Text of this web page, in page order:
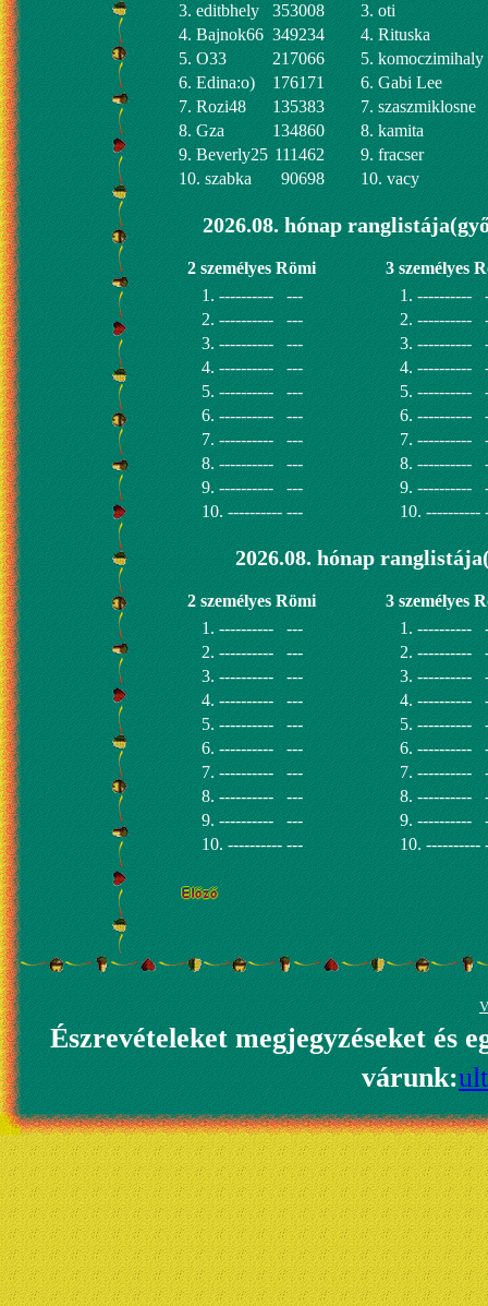
3. editbhely
353008
4. Bajnok66 349234
5. O33
217066
6. Edina:o)
176171
7. Rozi48
135383
8. Gza
134860
9. Beverly25 111462
10. szabka
90698
3. oti
4. Rituska
5. komoczimihaly
6. Gabi Lee
7. szaszmiklosne
8. kamita
9. fracser
10. vacy
2026.08. hónap
2 személyes Römi
3 személyes
1. ----------
---
2. ----------
---
3. ----------
---
4. ----------
---
5. ----------
---
6. ----------
---
7. ----------
---
8. ----------
---
9. ----------
---
10. ---------- ---
1. ----------
2. ----------
3. ----------
4. ----------
5. ----------
6. ----------
7. ----------
8. ----------
9. ----------
10. ----------
2026.08. hónap
2 személyes Römi
3 személyes
1. ----------
---
2. ----------
---
3. ----------
---
4. ----------
---
5. ----------
---
6. ----------
---
7. ----------
---
8. ----------
---
9. ----------
---
10. ---------- ---
1. ----------
2. ----------
3. ----------
4. ----------
5. ----------
6. ----------
7. ----------
8. ----------
9. ----------
10. ----------
Észrevételeket megjegyzéseket és
várunk: